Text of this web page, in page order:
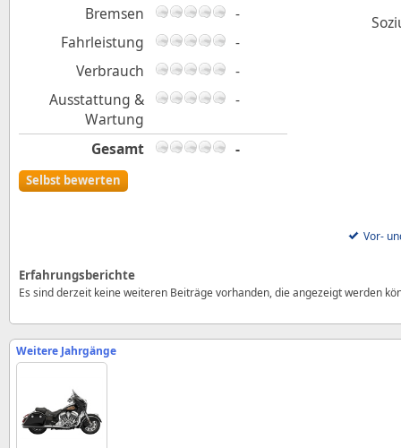
Bremsen
-
Fahrleistung
-
Verbrauch
-
Ausstattung &
Wartung
-
Gesamt -
Selbst bewerten
Vor-
Erfahrungsberichte
Es sind derzeit keine weiteren Beiträge vorhanden, die angezeigt werden
Weitere Jahrgänge